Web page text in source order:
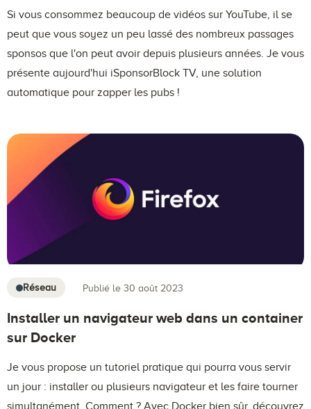
Si vous consommez beaucoup de vidéos sur YouTube, il se
peut que vous soyez un peu lassé des nombreux passages
sponsos que l'on peut avoir depuis plusieurs années. Je vous
présente aujourd'hui iSponsorBlock TV, une solution
automatique pour zapper les pubs !
Réseau Publié le 30 août 2023
Installer un navigateur web dans un container
sur Docker
Je vous propose un tutoriel pratique qui pourra vous servir
un jour : installer ou plusieurs navigateur et les faire tourner
simultanément. Comment ? Avec Docker bien sûr, découvrez